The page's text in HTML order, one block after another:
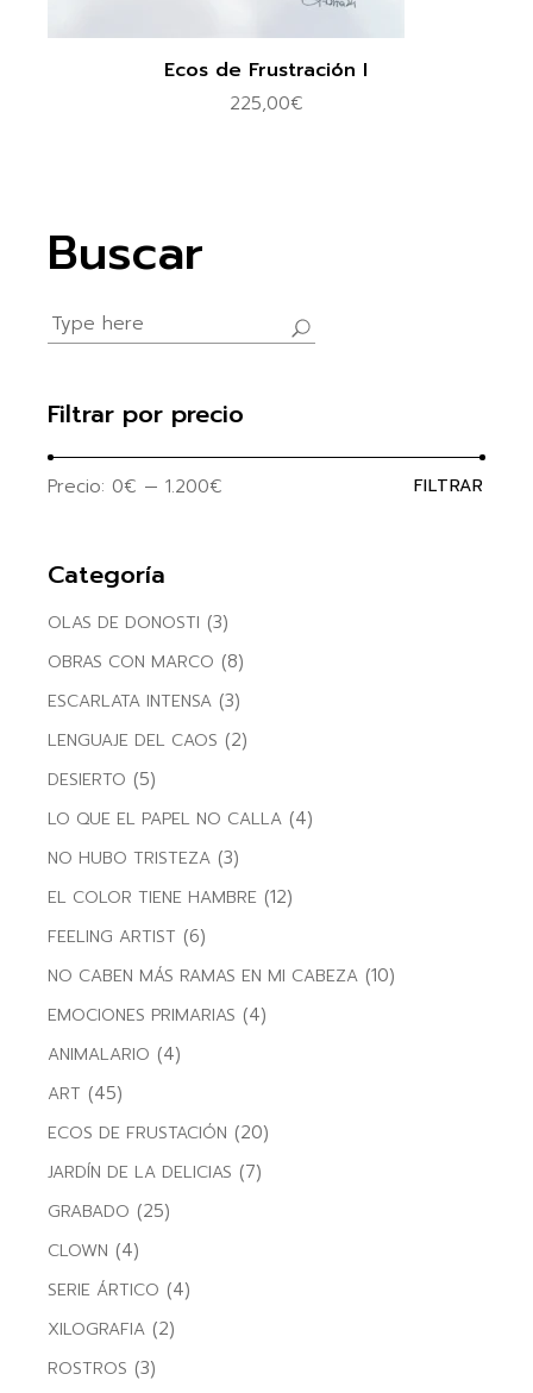
Ecos de Frustración I
225,00€
Buscar
Search
for:
Filtrar por precio
FILTRAR
Precio: 0€ —1.200€
Categoría
OLAS DE DONOSTI (3)
OBRAS CON MARCO (8)
ESCARLATA INTENSA (3)
LENGUAJE DEL CAOS (2)
DESIERTO (5)
LO QUE EL PAPEL NO CALLA (4)
NO HUBO TRISTEZA (3)
EL COLOR TIENE HAMBRE (12)
FEELING ARTIST (6)
NO CABEN MÁS RAMAS EN MI CABEZA (10)
EMOCIONES PRIMARIAS (4)
ANIMALARIO (4)
ART (45)
ECOS DE FRUSTACIÓN (20)
JARDÍN DE LA DELICIAS (7)
GRABADO (25)
CLOWN (4)
SERIE ÁRTICO (4)
XILOGRAFIA (2)
ROSTROS (3)